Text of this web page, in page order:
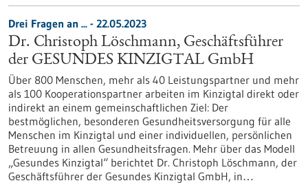
Drei Fragen an ... - 22.05.2023
Dr. Christoph Löschmann, Geschäftsführer
der GESUNDES KINZIGTAL GmbH
Über 800 Menschen, mehr als 40 Leistungspartner und mehr
als 100 Kooperationspartner arbeiten im Kinzigtal direkt oder
indirekt an einem gemeinschaftlichen Ziel: Der
bestmöglichen, besonderen Gesundheitsversorgung für alle
Menschen im Kinzigtal und einer individuellen, persönlichen
Betreuung in allen Gesundheitsfragen. Mehr über das Modell
„Gesundes Kinzigtal“ berichtet Dr. Christoph Löschmann, der
Geschäftsführer der Gesundes Kinzigtal GmbH, in…